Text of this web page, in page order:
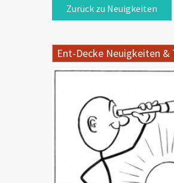
Zurück zu Neuigkeiten
Ent-Decke Neuigkeiten &